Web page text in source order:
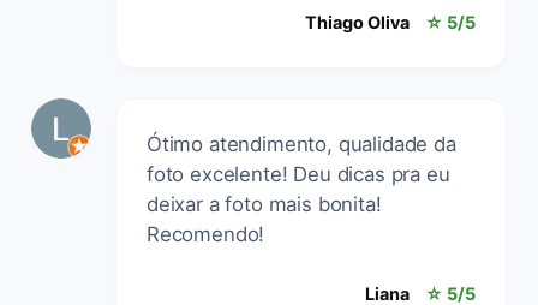
Thiago Oliva ☆ 5/5
Ótimo atendimento, qualidade da
foto excelente! Deu dicas pra eu
deixar a foto mais bonita!
Recomendo!
Liana ☆ 5/5